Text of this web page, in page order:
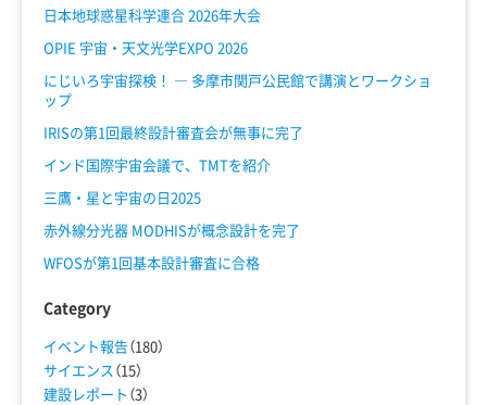
日本地球惑星科学連合 2026年大会
OPIE 宇宙・天文光学EXPO 2026
にじいろ宇宙探検！ ― 多摩市関戸公民館で講演とワークショ
ップ
IRISの第1回最終設計審査会が無事に完了
インド国際宇宙会議で、TMTを紹介
三鷹・星と宇宙の日2025
赤外線分光器 MODHISが概念設計を完了
WFOSが第1回基本設計審査に合格
Category
イベント報告（180）
サイエンス （15）
建設レポート （3）